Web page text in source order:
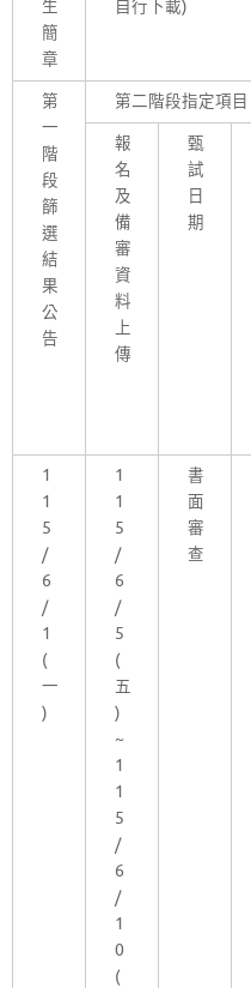
生
簡
章
自行下載)
第
一
階
段
篩
選
結
果
公
告
第二階段指定項目
報
名
及
備
審
資
料
上
傳
甄
試
日
期
1
1
5
/
6
/
1
(
一
)
1
1
5
/
6
/
5
(
五
)
~
1
1
5
/
6
/
1
0
(
書
面
審
查